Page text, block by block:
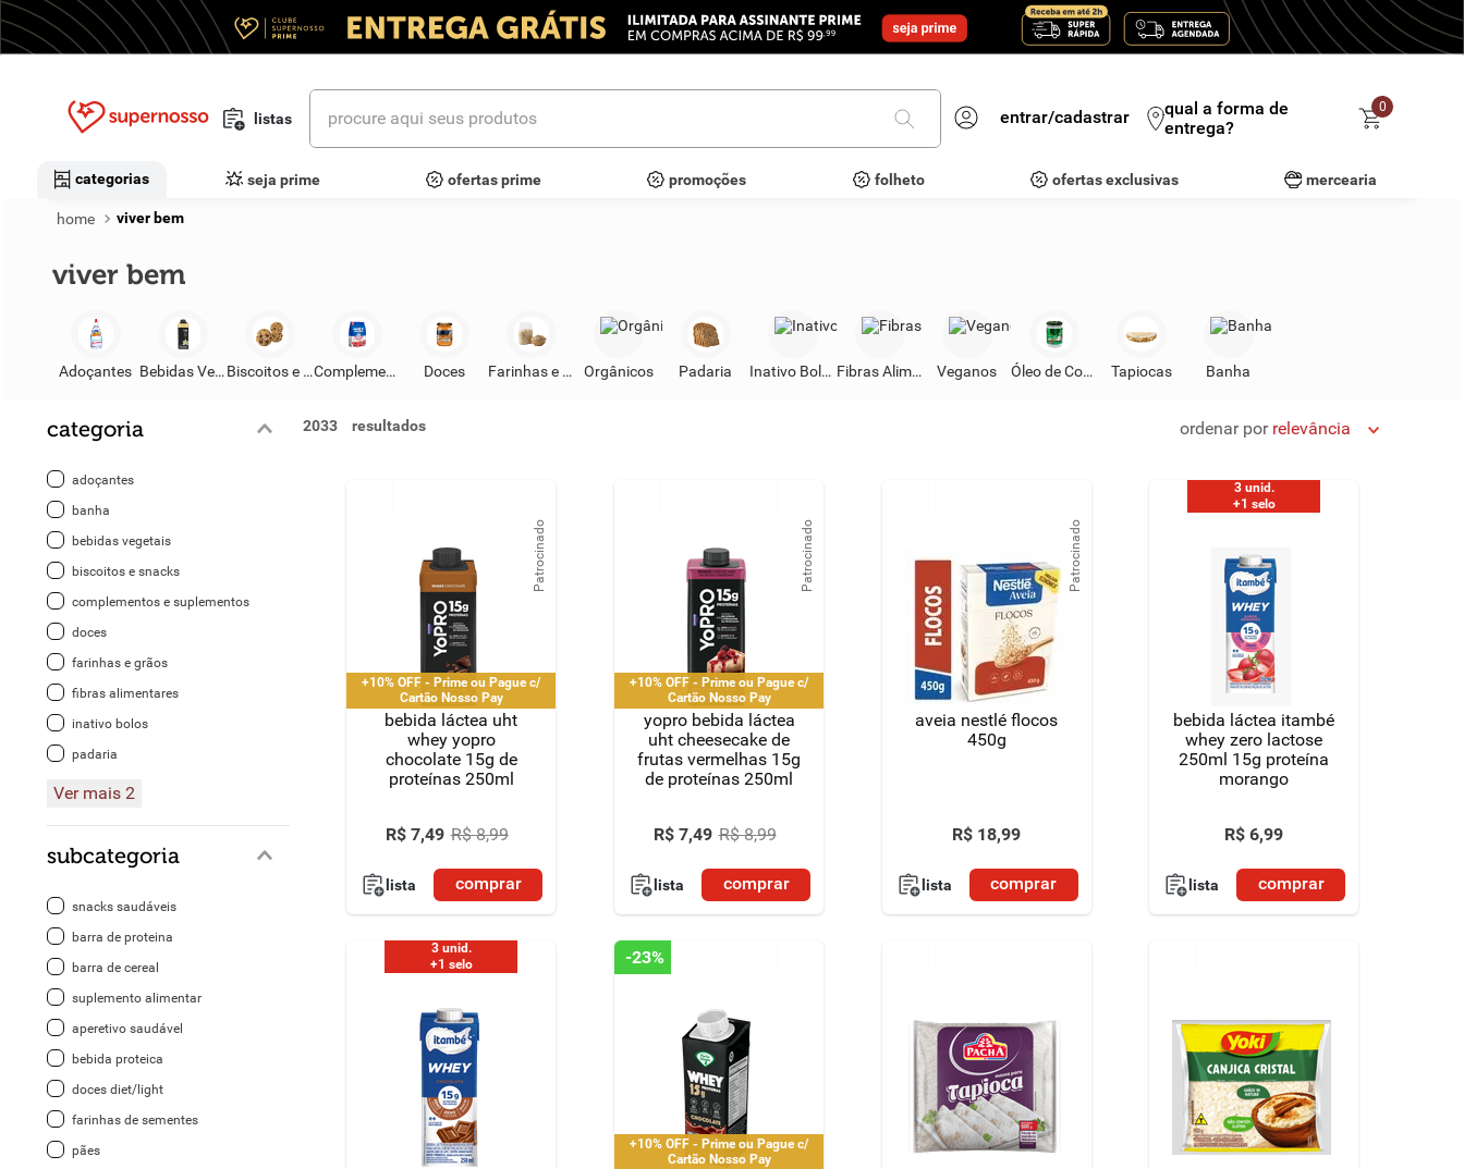
listas
procure aqui seus produtos
entrar/cadastrar
qual a forma de
entrega?
0
categorias seja prime ofertas prime promoções folheto ofertas exclusivas mercearia
viver bem
viver bem
Adoçantes Bebidas Vegetais Biscoitos e Snacks Complementos e Suplementos Doces Farinhas e Grãos Orgânicos Padaria Inativo Bolos Fibras Alimentares Veganos Óleo de Coco Tapiocas Banha
categoria
adoçantes
banha
bebidas vegetais
biscoitos e snacks
complementos e suplementos
doces
farinhas e grãos
fibras alimentares
inativo bolos
padaria
Ver mais 2
subcategoria
snacks saudáveis
barra de proteina
barra de cereal
suplemento alimentar
aperetivo saudável
bebida proteica
doces diet/light
farinhas de sementes
pães
2033 ordenar por relevância
Patrocinado
+10% OFF - Prime ou Pague c/
Cartão Nosso Pay
bebida láctea uht
whey yopro
chocolate 15g de
proteínas 250ml
R$ 7,49 R$ 8,99
lista comprar
Patrocinado
+10% OFF - Prime ou Pague c/
Cartão Nosso Pay
yopro bebida láctea
uht cheesecake de
frutas vermelhas 15g
de proteínas 250ml
R$ 7,49 R$ 8,99
lista comprar
Patrocinado
aveia nestlé flocos
450g
R$ 18,99
lista comprar
3 unid.
+1 selo
bebida láctea itambé
whey zero lactose
250ml 15g proteína
morango
R$ 6,99
lista comprar
3 unid.
+1 selo
-23%
+10% OFF - Prime ou Pague c/
Cartão Nosso Pay
termos mais buscados
iogurte
6º biscoito